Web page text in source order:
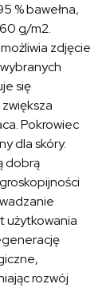
% bawełna,
g/m2.
zdjęcie
się
Pokrowiec
dla skóry.
dobrą
użytkowania
rozwój